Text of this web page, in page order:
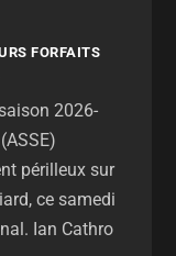
FORFAITS
2026-
périlleux sur
ce samedi
Ian Cathro